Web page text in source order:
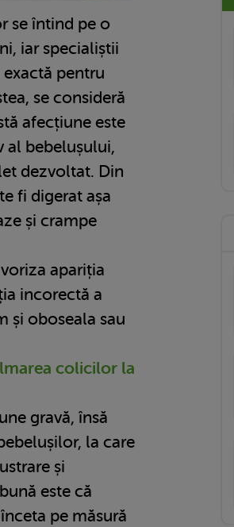
se întind pe o
iar specialiștii
pentru
se consideră
afecțiune este
al bebelușului,
dezvoltat. Din
fi digerat așa
și crampe
apariția
incorectă a
și oboseala sau
colicilor la
gravă, însă
la care
și
este că
pe măsură